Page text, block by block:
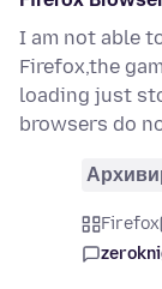
I am not able
Firefox,the
loading just
browsers do
Firefox